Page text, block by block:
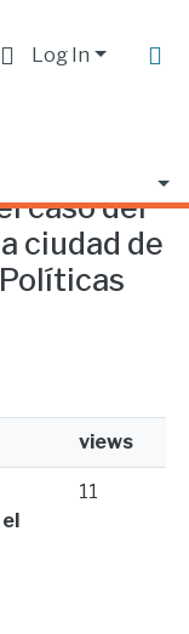
Log In
caso del
ciudad de
views
11